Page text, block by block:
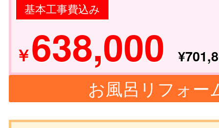
基本工事費込み
￥638,000
お風呂リフォー